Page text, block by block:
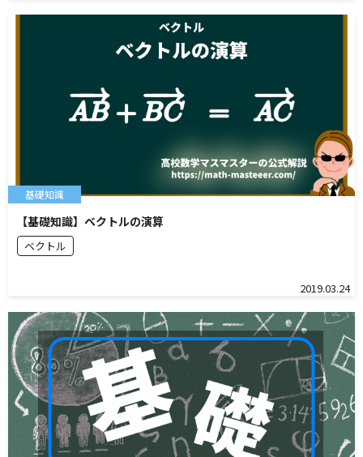
【基礎知識】ベクトルの演算
ベクトル
基礎知識
2019.03.24